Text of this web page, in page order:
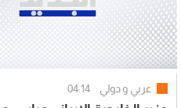
عربي و دولي 04:14